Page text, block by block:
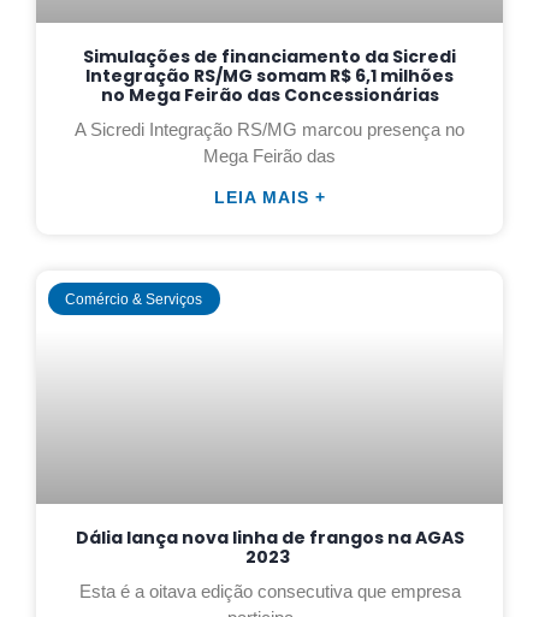
Simulações de financiamento da Sicredi
Integração RS/MG somam R$ 6,1 milhões
no Mega Feirão das Concessionárias
A Sicredi Integração RS/MG marcou presença no
Mega Feirão das
LEIA MAIS +
Comércio & Serviços
Dália lança nova linha de frangos na AGAS
2023
Esta é a oitava edição consecutiva que empresa